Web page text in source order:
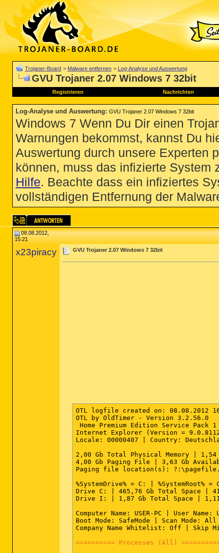
Trojaner-Board > Malware entfernen > Log-Analyse und Auswertung
GVU Trojaner 2.07 Windows 7 32bit
Registrieren Nachrichten
Log-Analyse und Auswertung: GVU Trojaner 2.07 Windows 7 32bit
Windows 7 Wenn Du Dir einen
Warnungen bekommst, kannst Du
Auswertung durch unsere Experten
können, muss das infizierte System
Hilfe. Beachte dass ein infiziertes
vollständigen Entfernung der
08.08.2012,
15:21
x23piracy GVU Trojaner 2.07 Windows 7 32bit
OTL logfile created on: 08.08.2012
OTL by OldTimer - Version
Home Premium Edition Service
Internet Explorer (Version =
Locale: 00000407 | Country:
2,00 Gb Total Physical Memory | 1,54
4,00 Gb Paging File | 3,63 Gb
Paging file location(s):
%SystemDrive% = C: | %SystemRoot%
Drive C: | 465,76 Gb Total Space |
Drive I: | 1,87 Gb Total Space | 1,11
Computer Name: USER-PC | User
Boot Mode: SafeMode | Scan Mode:
Company Name Whitelist: Off | Skip
========== Processes (All)